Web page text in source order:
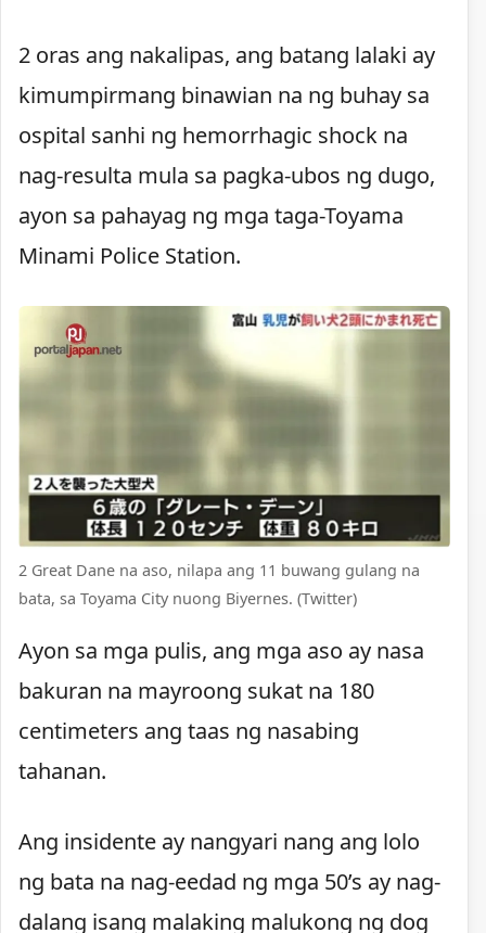
2 oras ang nakalipas, ang batang lalaki ay
kimumpirmang binawian na ng buhay sa
ospital sanhi ng hemorrhagic shock na
nag-resulta mula sa pagka-ubos ng dugo,
ayon sa pahayag ng mga taga-Toyama
Minami Police Station.
2 Great Dane na aso, nilapa ang 11 buwang gulang na
bata, sa Toyama City nuong Biyernes. (Twitter)
Ayon sa mga pulis, ang mga aso ay nasa
bakuran na mayroong sukat na 180
centimeters ang taas ng nasabing
tahanan.
Ang insidente ay nangyari nang ang lolo
ng bata na nag-eedad ng mga 50’s ay nag-
dalang isang malaking malukong ng dog